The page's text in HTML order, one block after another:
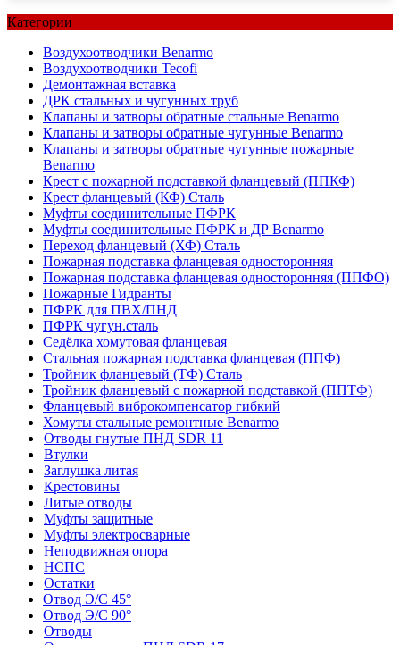
Категории
Воздухоотводчики Benarmo
Воздухоотводчики Tecofi
Демонтажная вставка
ДРК стальных и чугунных труб
Клапаны и затворы обратные стальные Benarmo
Клапаны и затворы обратные чугунные Benarmo
Клапаны и затворы обратные чугунные пожарные
Benarmo
Крест с пожарной подставкой фланцевый (ППКФ)
Крест фланцевый (КФ) Сталь
Муфты соединительные ПФРК
Муфты соединительные ПФРК и ДР Benarmo
Переход фланцевый (ХФ) Сталь
Пожарная подставка фланцевая односторонняя
Пожарная подставка фланцевая односторонняя (ППФО)
Пожарные Гидранты
ПФРК для ПВХ/ПНД
ПФРК чугун.сталь
Седёлка хомутовая фланцевая
Стальная пожарная подставка фланцевая (ППФ)
Тройник фланцевый (ТФ) Сталь
Тройник фланцевый с пожарной подставкой (ППТФ)
Фланцевый виброкомпенсатор гибкий
Хомуты стальные ремонтные Benarmo
Отводы гнутые ПНД SDR 11
Втулки
Заглушка литая
Крестовины
Литые отводы
Муфты защитные
Муфты электросварные
Неподвижная опора
НСПС
Остатки
Отвод Э/С 45°
Отвод Э/С 90°
Отводы